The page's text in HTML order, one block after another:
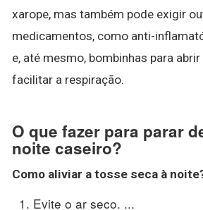
xarope, mas também pode exigir
medicamentos, como anti-
e, até mesmo, bombinhas para
facilitar a respiração.
O que fazer para parar
noite caseiro?
Como aliviar a tosse seca à noite
Evite o ar seco. ...